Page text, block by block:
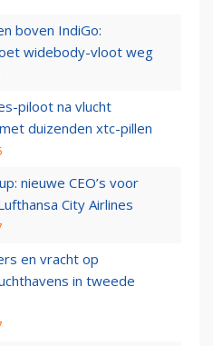
boven IndiGo:
widebody-vloot weg
piloot na vlucht
duizenden xtc-pillen
nieuwe CEO’s voor
City Airlines
en vracht op
in tweede